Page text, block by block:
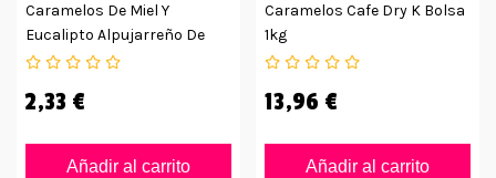
Caramelos De Miel Y
Eucalipto Alpujarreño De
175gr
2,33 €
Añadir al carrito
Caramelos Cafe Dry K Bolsa
1kg
13,96 €
Añadir al carrito